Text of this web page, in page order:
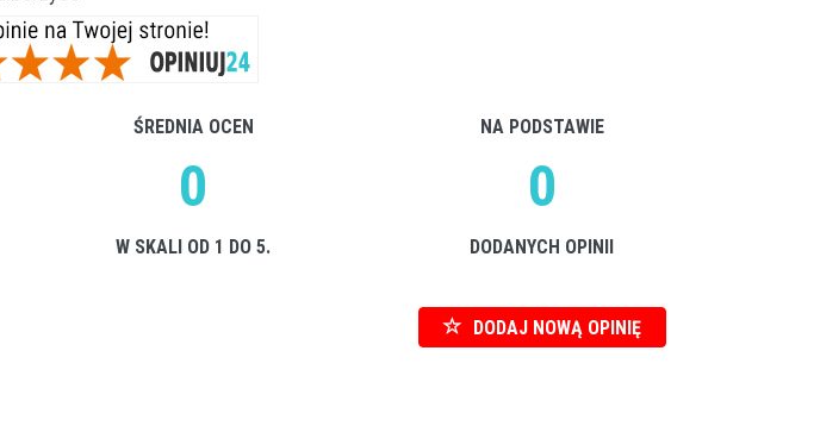
ŚREDNIA OCEN
0
W SKALI OD 1 DO 5.
NA PODSTAWIE
0
DODANYCH OPINII
DODAJ NOWĄ OPINIĘ